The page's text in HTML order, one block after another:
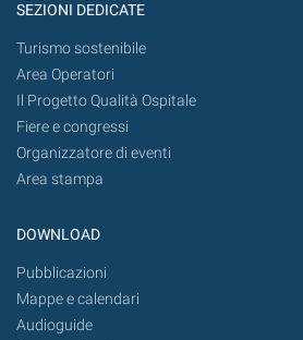
SEZIONI DEDICATE
Turismo sostenibile
Area Operatori
Il Progetto Qualità Ospitale
Fiere e congressi
Organizzatore di eventi
Area stampa
DOWNLOAD
Pubblicazioni
Mappe e calendari
Audioguide